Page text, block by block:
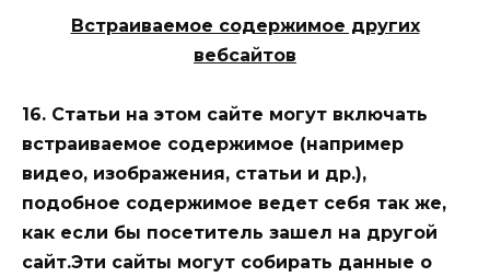
Встраиваемое содержимое других
вебсайтов
16. Статьи на этом сайте могут включать
встраиваемое содержимое (например
видео, изображения, статьи и др.),
подобное содержимое ведет себя так же,
как если бы посетитель зашел на другой
сайт.Эти сайты могут собирать данные о